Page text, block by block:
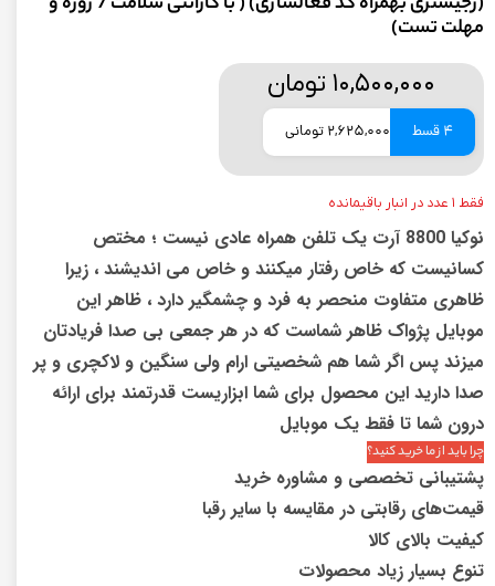
مهلت تست)
۱۰,۵۰۰,۰۰۰ تومان
4 قسط 2,625,000 تومانی
فقط ۱ عدد در انبار باقیمانده
نوکیا 8800 آرت یک تلفن همراه عادی نیست ؛ مختص
کسانیست که خاص رفتار میکنند و خاص می اندیشند ، زیرا
ظاهری متفاوت منحصر به فرد و چشمگیر دارد ، ظاهر این
موبایل پژواک ظاهر شماست که در هر جمعی بی صدا فریادتان
میزند پس اگر شما هم شخصیتی ارام ولی سنگین و لاکچری و پر
صدا دارید این محصول برای شما ابزاریست قدرتمند برای ارائه
درون شما تا فقط یک موبایل
چرا باید از ما خرید کنید؟
پشتیبانی تخصصی و مشاوره خرید
قیمت‌های رقابتی در مقایسه با سایر رقبا
کیفیت بالای کالا
تنوع بسیار زیاد محصولات